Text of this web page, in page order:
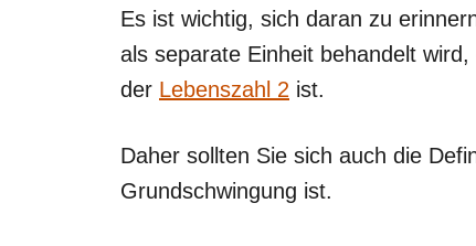
Es ist wichtig, sich daran zu
als separate Einheit behandelt
der Lebenszahl 2 ist.
Daher sollten Sie sich auch die
Grundschwingung ist.